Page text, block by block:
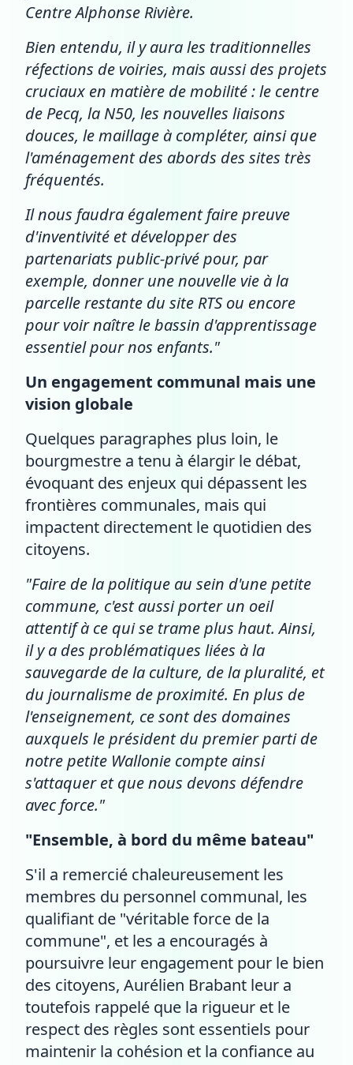
Centre Alphonse Rivière.
Bien entendu, il y aura les traditionnelles
réfections de voiries, mais aussi des projets
cruciaux en matière de mobilité : le centre
de Pecq, la N50, les nouvelles liaisons
douces, le maillage à compléter, ainsi que
l'aménagement des abords des sites très
fréquentés.
Il nous faudra également faire preuve
d'inventivité et développer des
partenariats public-privé pour, par
exemple, donner une nouvelle vie à la
parcelle restante du site RTS ou encore
pour voir naître le bassin d'apprentissage
essentiel pour nos enfants."
Un engagement communal mais une
vision globale
Quelques paragraphes plus loin, le
bourgmestre a tenu à élargir le débat,
évoquant des enjeux qui dépassent les
frontières communales, mais qui
impactent directement le quotidien des
citoyens.
"Faire de la politique au sein d'une petite
commune, c'est aussi porter un oeil
attentif à ce qui se trame plus haut. Ainsi,
il y a des problématiques liées à la
sauvegarde de la culture, de la pluralité, et
du journalisme de proximité. En plus de
l'enseignement, ce sont des domaines
auxquels le président du premier parti de
notre petite Wallonie compte ainsi
s'attaquer et que nous devons défendre
avec force."
"Ensemble, à bord du même bateau"
S'il a remercié chaleureusement les
membres du personnel communal, les
qualifiant de "véritable force de la
commune", et les a encouragés à
poursuivre leur engagement pour le bien
des citoyens, Aurélien Brabant leur a
toutefois rappelé que la rigueur et le
respect des règles sont essentiels pour
maintenir la cohésion et la confiance au